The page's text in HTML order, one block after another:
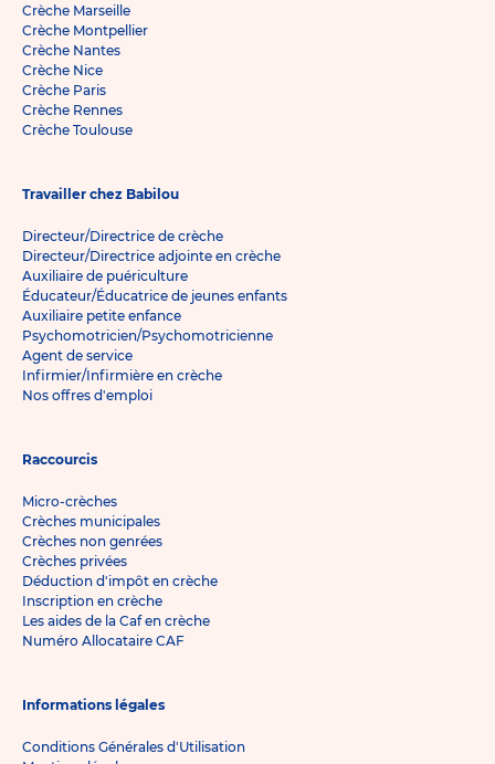
Crèche Marseille
Crèche Montpellier
Crèche Nantes
Crèche Nice
Crèche Paris
Crèche Rennes
Crèche Toulouse
Travailler chez Babilou
Directeur/Directrice de crèche
Directeur/Directrice adjointe en crèche
Auxiliaire de puériculture
Éducateur/Éducatrice de jeunes enfants
Auxiliaire petite enfance
Psychomotricien/Psychomotricienne
Agent de service
Infirmier/Infirmière en crèche
Nos offres d'emploi
Raccourcis
Micro-crèches
Crèches municipales
Crèches non genrées
Crèches privées
Déduction d'impôt en crèche
Inscription en crèche
Les aides de la Caf en crèche
Numéro Allocataire CAF
Informations légales
Conditions Générales d'Utilisation